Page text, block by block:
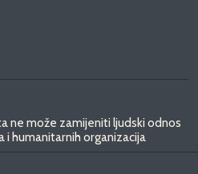
ne može zamijeniti ljudski odnos
humanitarnih organizacija